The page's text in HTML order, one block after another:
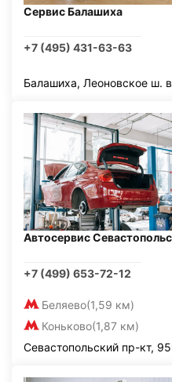
Сервис Балашиха
+7 (495) 431-63-63
Балашиха, Леоновское ш.
Автосервис
+7 (499) 653-72-12
Беляево(1,59 км)
Коньково(1,87 км)
Севастопольский пр-кт,